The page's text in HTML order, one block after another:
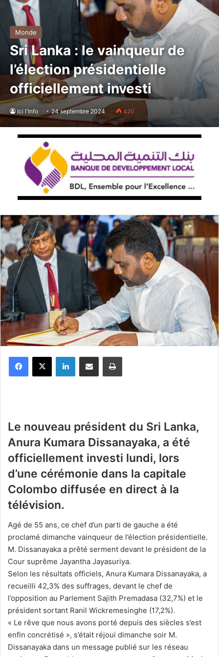
Monde
Sri Lanka : le vainqueur de
l’élection présidentielle
officiellement investi
Ici l'Info 24 septembre 2024 420
Le nouveau président du Sri Lanka,
Anura Kumara Dissanayaka, a été
officiellement investi lundi, lors
d’une cérémonie dans la capitale
Colombo diffusée en direct à la
télévision.
Agé de 55 ans, ce chef d’un parti de gauche a été
proclamé dimanche vainqueur de l’élection présidentielle.
M. Dissanayaka a prêté serment devant le président de la
Cour suprême Jayantha Jayasuriya.
Selon les résultats officiels, Anura Kumara Dissanayaka, a
recueilli 42,3% des suffrages, devant le chef de
l’opposition au Parlement Sajith Premadasa (32,7%) et le
président sortant Ranil Wickremesinghe (17,2%).
« Le rêve que nous avons porté depuis des siècles s’est
enfin concrétisé », s’était réjoui dimanche soir M.
Dissanayaka dans un message publié sur les réseau